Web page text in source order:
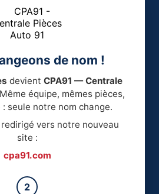
de nom !
devient CPA91 — Centrale
équipe, mêmes pièces,
: seule notre nom change.
vers notre nouveau
site :
cpa91.com
2